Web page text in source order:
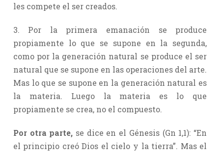
les compete el ser creados.
3. Por la primera emanación se produce
propiamente lo que se supone en la segunda,
como por la generación natural se produce el ser
natural que se supone en las operaciones del arte.
Mas lo que se supone en la generación natural es
la materia. Luego la materia es lo que
propiamente se crea, no el compuesto.
Por otra parte, se dice en el Génesis (Gn 1,1): “En
el principio creó Dios el cielo y la tierra”. Mas el